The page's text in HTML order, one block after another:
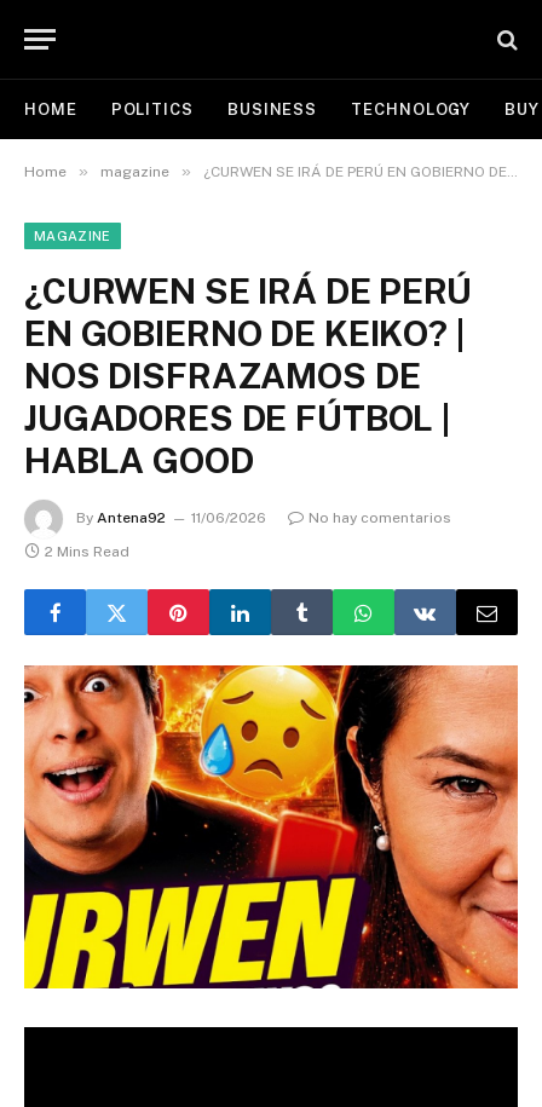
HOME POLITICS BUSINESS TECHNOLOGY
Home » magazine » ¿CURWEN SE IRÁ DE PERÚ EN GOBIERNO DE KEIKO? | NOS DISFRAZAMOS DE JUGADORES DE FÚTBOL | HABLA GOOD
MAGAZINE
¿CURWEN SE IRÁ DE PERÚ
EN GOBIERNO DE KEIKO? |
NOS DISFRAZAMOS DE
JUGADORES DE FÚTBOL |
HABLA GOOD
By Antena92 11/06/2026
No hay comentarios
2 Mins Read